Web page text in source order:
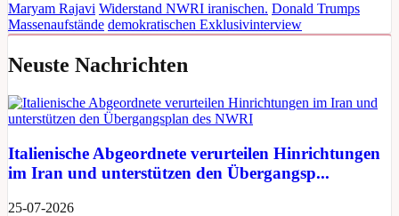
Maryam Rajavi Widerstand NWRI iranischen. Donald Trumps
Massenaufstände demokratischen Exklusivinterview
Neuste Nachrichten
Italienische Abgeordnete verurteilen Hinrichtungen
im Iran und unterstützen den Übergangsp...
25-07-2026